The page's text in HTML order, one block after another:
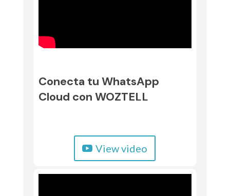
Conecta tu WhatsApp
Cloud con WOZTELL
View video